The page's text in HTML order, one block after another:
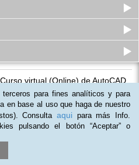
Curso virtual (Online) de AutoCAD
Cupos disponibles
294.000 $184.000
para fines analíticos y para
en base al uso que haga de nuestro
Consulta aqui para más Info.
pulsando el botón “Aceptar” o